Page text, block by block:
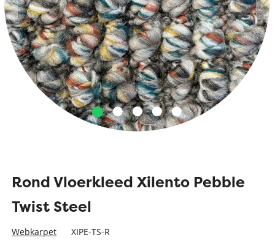
Rond Vloerkleed Xilento Pebble
Twist Steel
Webkarpet XIPE-TS-R